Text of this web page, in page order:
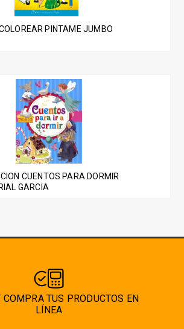
PINTAME JUMBO
CUENTOS PARA DORMIR
GARCIA
COMPRA TUS PRODUCTOS EN
LÍNEA